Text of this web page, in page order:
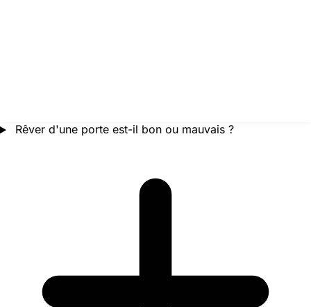
Rêver d'une porte est-il bon ou mauvais ?